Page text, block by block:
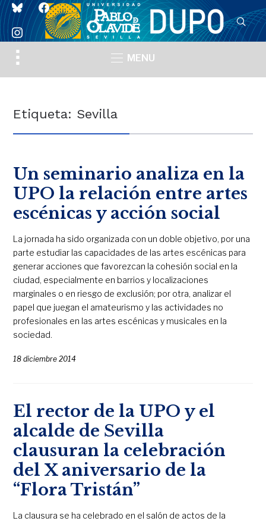
blueskyfacebook
instagram
Toggle
sidebar
MENU
Etiqueta: Sevilla
Un seminario analiza en la
UPO la relación entre artes
escénicas y acción social
La jornada ha sido organizada con un doble objetivo, por una
parte estudiar las capacidades de las artes escénicas para
generar acciones que favorezcan la cohesión social en la
ciudad, especialmente en barrios y localizaciones
marginales o en riesgo de exclusión; por otra, analizar el
papel que juegan el amateurismo y las actividades no
profesionales en las artes escénicas y musicales en la
sociedad.
18 diciembre 2014
El rector de la UPO y el
alcalde de Sevilla
clausuran la celebración
del X aniversario de la
“Flora Tristán”
La clausura se ha celebrado en el salón de actos de la